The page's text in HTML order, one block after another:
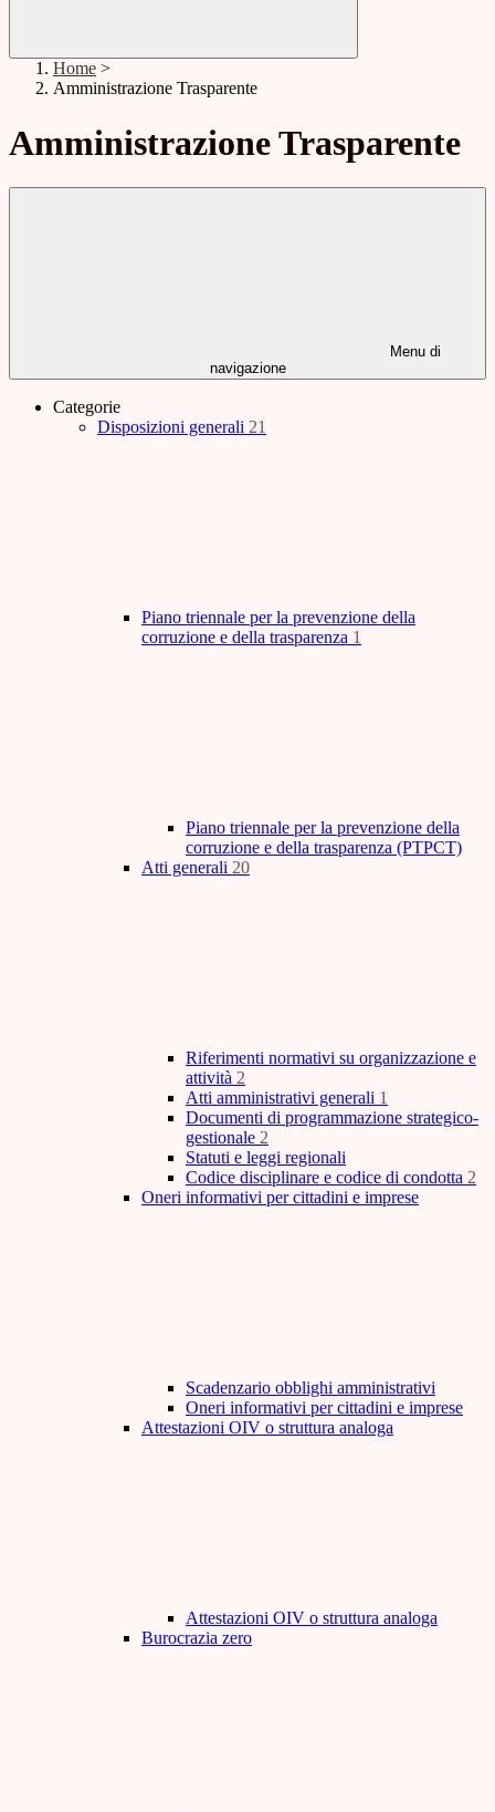
Home >
Amministrazione Trasparente
Amministrazione Trasparente
Menu di
navigazione
Categorie
Disposizioni generali 21
Piano triennale per la prevenzione della
corruzione e della trasparenza 1
Piano triennale per la prevenzione della
corruzione e della trasparenza (PTPCT)
Atti generali 20
Riferimenti normativi su organizzazione e
attività 2
Atti amministrativi generali 1
Documenti di programmazione strategico-
gestionale 2
Statuti e leggi regionali
Codice disciplinare e codice di condotta 2
Oneri informativi per cittadini e imprese
Scadenzario obblighi amministrativi
Oneri informativi per cittadini e imprese
Attestazioni OIV o struttura analoga
Attestazioni OIV o struttura analoga
Burocrazia zero